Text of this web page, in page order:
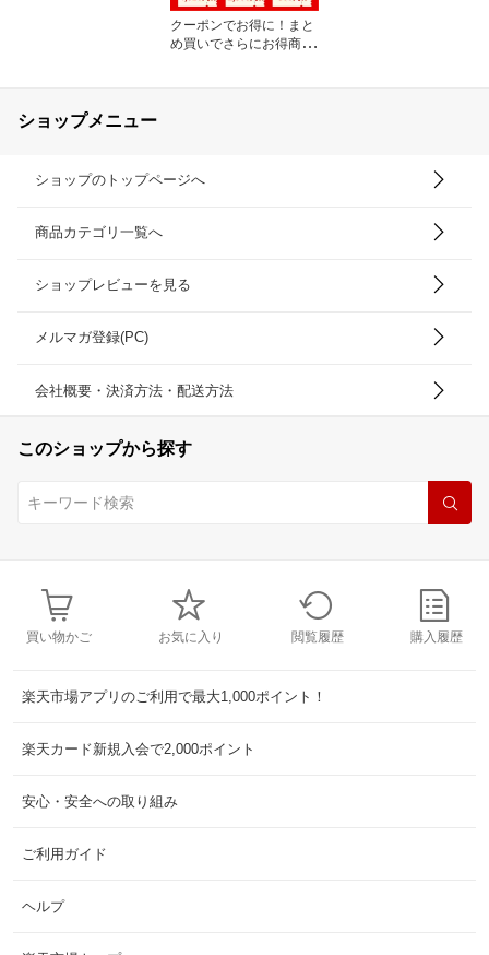
クーポンでお得に！まと
め買いでさらにお得商品
ショップメニュー
ショップのトップページへ
商品カテゴリ一覧へ
ショップレビューを見る
メルマガ登録(PC)
会社概要・決済方法・配送方法
このショップから探す
買い物かご お気に入り 閲覧履歴 購入履歴
楽天市場アプリのご利用で最大1,000ポイント！
楽天カード新規入会で2,000ポイント
安心・安全への取り組み
ご利用ガイド
ヘルプ